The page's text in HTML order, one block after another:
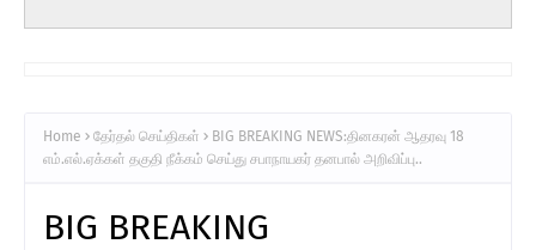
Home தேர்தல் செய்திகள்
BIG BREAKING NEWS:தினகரன் ஆதரவு 18
எம்.எல்.ஏக்கள் தகுதி நீக்கம் செய்து சபாநாயகர் தனபால் அறிவிப்பு..
BIG BREAKING